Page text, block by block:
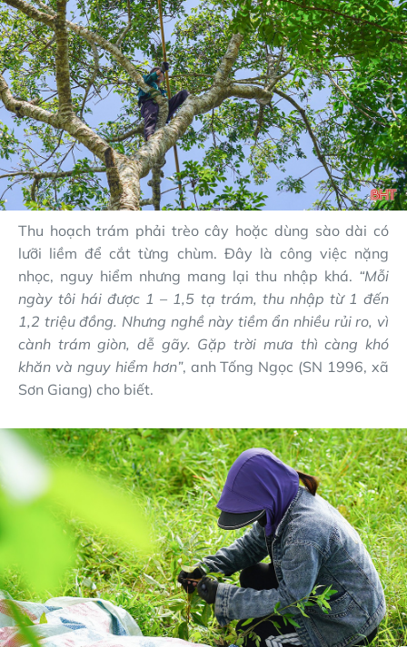
Thu hoạch trám phải trèo cây hoặc dùng sào dài có
lưỡi liềm để cắt từng chùm. Đây là công việc nặng
nhọc, nguy hiểm nhưng mang lại thu nhập khá. “Mỗi
ngày tôi hái được 1 – 1,5 tạ trám, thu nhập từ 1 đến
1,2 triệu đồng. Nhưng nghề này tiềm ẩn nhiều rủi ro, vì
cành trám giòn, dễ gãy. Gặp trời mưa thì càng khó
khăn và nguy hiểm hơn”, anh Tống Ngọc (SN 1996, xã
Sơn Giang) cho biết.